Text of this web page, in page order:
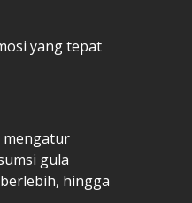
yang tepat
mengatur
gula
hingga